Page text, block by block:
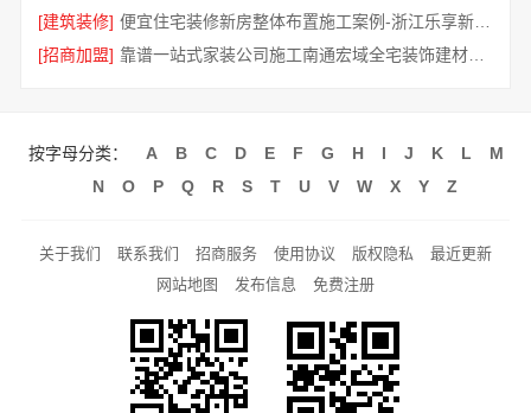
[建筑装修]
便宜住宅装修新房整体布置施工案例-浙江乐享新材料有限公司
[招商加盟]
靠谱一站式家装公司施工南通宏域全宅装饰建材有限公司
按字母分类： A B C D E F G H I J K L
M
N
O P Q R S T U V W X Y Z
关于我们 联系我们 招商服务 使用协议 版权隐私
最近更新
网站地图
发布信息 免费注册